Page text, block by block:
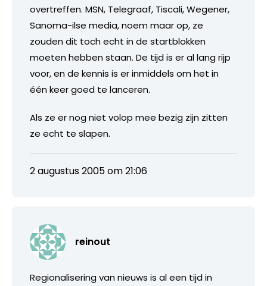
overtreffen. MSN, Telegraaf, Tiscali, Wegener,
Sanoma-ilse media, noem maar op, ze
zouden dit toch echt in de startblokken
moeten hebben staan. De tijd is er al lang rijp
voor, en de kennis is er inmiddels om het in
één keer goed te lanceren.
Als ze er nog niet volop mee bezig zijn zitten
ze echt te slapen.
2 augustus 2005 om 21:06
reinout
Regionalisering van nieuws is al een tijd in